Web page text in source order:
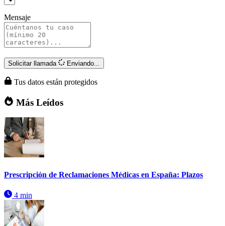
Mensaje
Solicitar llamada Enviando...
Tus datos están protegidos
Más Leídos
Prescripción de Reclamaciones Médicas en España: Plazos
4 min